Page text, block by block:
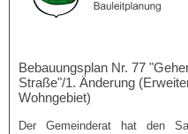
Bebauungsplan Nr. 77
Straße"/1. Änderung
Wohngebiet)
Der Gemeinderat hat den